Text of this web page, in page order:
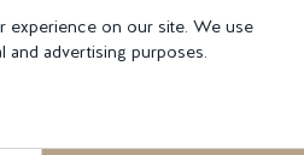
experience on our site. We use
and advertising purposes.